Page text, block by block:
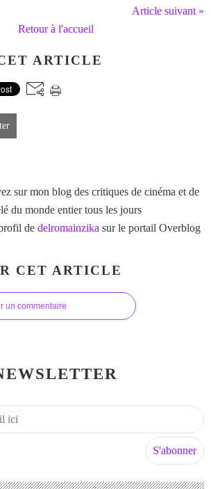
Article suivant »
Retour à l'accueil
ARTICLE
sur mon blog des critiques de cinéma et de
du monde entier tous les jours
de delromainzika sur le portail Overblog
CET ARTICLE
un commentaire